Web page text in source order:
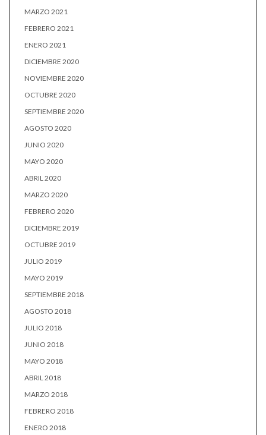
MARZO 2021
FEBRERO 2021
ENERO 2021
DICIEMBRE 2020
NOVIEMBRE 2020
OCTUBRE 2020
SEPTIEMBRE 2020
AGOSTO 2020
JUNIO 2020
MAYO 2020
ABRIL 2020
MARZO 2020
FEBRERO 2020
DICIEMBRE 2019
OCTUBRE 2019
JULIO 2019
MAYO 2019
SEPTIEMBRE 2018
AGOSTO 2018
JULIO 2018
JUNIO 2018
MAYO 2018
ABRIL 2018
MARZO 2018
FEBRERO 2018
ENERO 2018